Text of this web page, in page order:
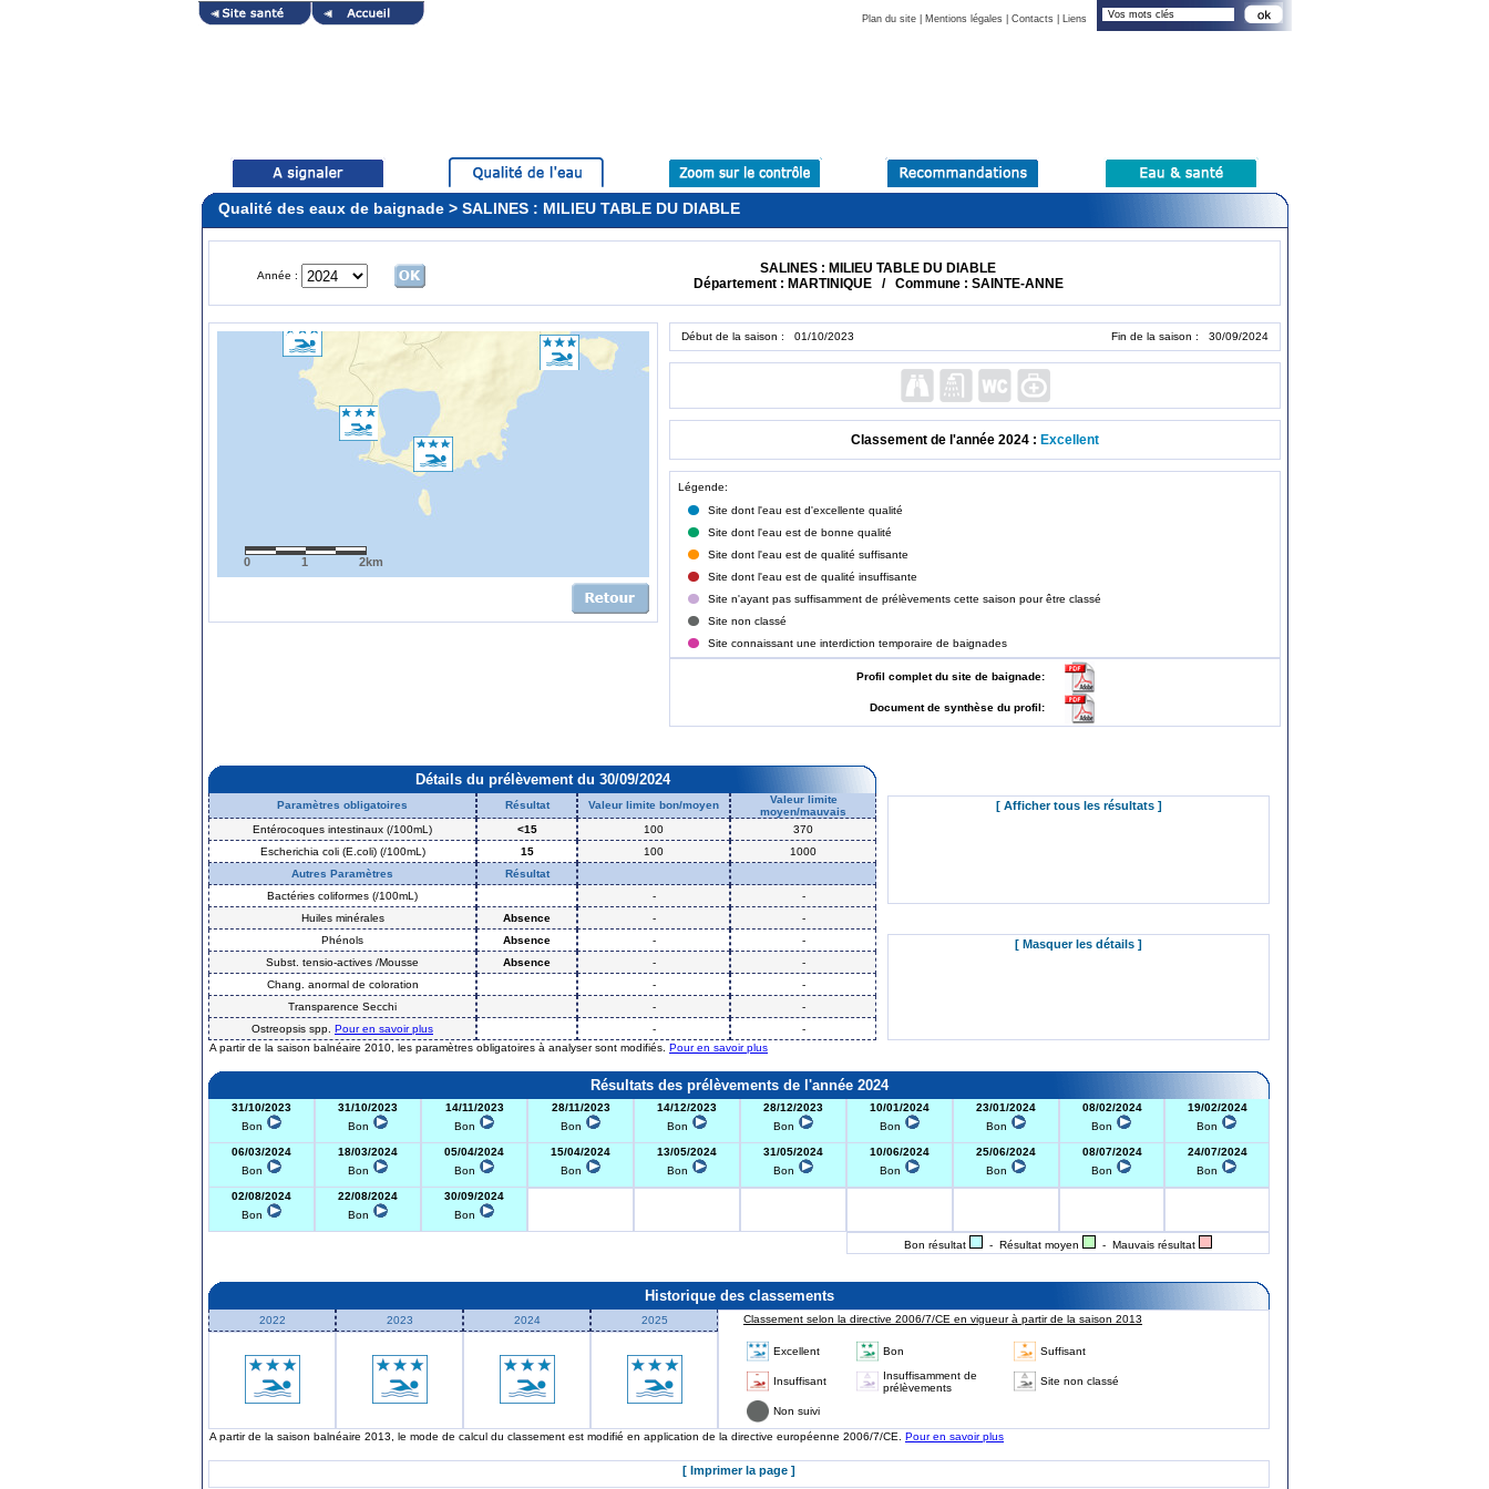
Plan du site| Mentions légales| Contacts| Liens
Qualité des eaux de baignade > SALINES : MILIEU TABLE DU DIABLE
Année :
SALINES : MILIEU TABLE DU DIABLE
Département : MARTINIQUE / Commune : SAINTE-ANNE
0 1 2km
Début de la saison : 01/10/2023 Fin de la saison : 30/09/2024
Classement de l'année 2024 : Excellent
Légende:
Site dont l'eau est d'excellente qualité
Site dont l'eau est de bonne qualité
Site dont l'eau est de qualité suffisante
Site dont l'eau est de qualité insuffisante
Site n'ayant pas suffisamment de prélèvements cette saison pour être classé
Site non classé
Site connaissant une interdiction temporaire de baignades
Profil complet du site de baignade:
Document de synthèse du profil:
Détails du prélèvement du 30/09/2024
Paramètres obligatoires Résultat Valeur limite bon/moyen
Valeur limite
moyen/mauvais
Entérocoques intestinaux (/100mL)
<15 100
370
Escherichia coli (E.coli) (/100mL)
15 100
1000
Autres Paramètres
Résultat
Bactéries coliformes (/100mL)
-
-
Huiles minérales
Absence -
-
Phénols
Absence -
-
Subst. tensio-actives /Mousse
Absence -
-
Chang. anormal de coloration
-
-
Transparence Secchi
-
-
Ostreopsis spp. Pour en savoir plus - -
[ Afficher tous les résultats ]
[ Masquer les détails ]
A partir de la saison balnéaire 2010, les paramètres obligatoires à analyser sont modifiés. Pour en savoir plus
Résultats des prélèvements de l'année 2024
31/10/2023
Bon
31/10/2023
Bon
14/11/2023
Bon
28/11/2023
Bon
14/12/2023
Bon
28/12/2023
Bon
10/01/2024
Bon
23/01/2024
Bon
08/02/2024
Bon
19/02/2024
Bon
06/03/2024
Bon
18/03/2024
Bon
05/04/2024
Bon
15/04/2024
Bon
13/05/2024
Bon
31/05/2024
Bon
10/06/2024
Bon
25/06/2024
Bon
08/07/2024
Bon
24/07/2024
Bon
02/08/2024
Bon
22/08/2024
Bon
30/09/2024
Bon
Bon résultat - Résultat moyen - Mauvais résultat
Historique des classements
2022 2023 2024 2025 Classement selon la directive 2006/7/CE en vigueur à partir de la saison 2013
Excellent Bon Suffisant
Insuffisant
Insuffisamment de
prélèvements
Site non classé
Non suivi
A partir de la saison balnéaire 2013, le mode de calcul du classement est modifié en application de la directive européenne 2006/7/CE. Pour en savoir plus
[ Imprimer la page ]